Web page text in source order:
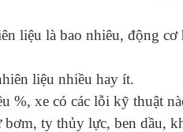
liệu là bao nhiêu, động
liệu nhiều hay ít.
%, xe có các lỗi kỹ thuật
bơm, ty thủy lực, ben dầu,